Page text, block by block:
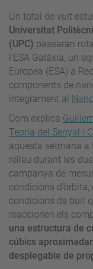
Un total de vuit
Universitat
(UPC) passaran
l’ESA Galàxia, un
Europea (ESA) a
components de
íntegrament al
Com explica
Teoria del Senyal i
aquesta setmana a
relleu durant les
campanya de
condicions
condicions de buit
reaccionen els
una estructura de
cúbics
desplegable de